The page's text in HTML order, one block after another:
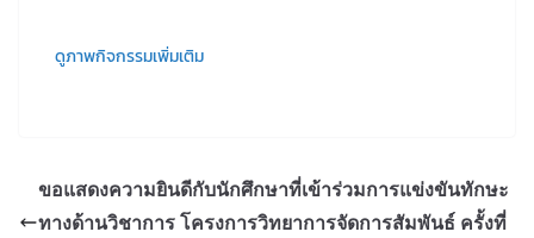
ดูภาพกิจกรรมเพิ่มเติม
ขอแสดงความยินดีกับนักศึกษาที่เข้าร่วมการแข่งขันทักษะ
ทางด้านวิชาการ โครงการวิทยาการจัดการสัมพันธ์ ครั้งที่